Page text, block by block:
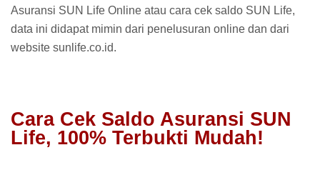
Asuransi SUN Life Online atau cara cek saldo SUN Life,
data ini didapat mimin dari penelusuran online dan dari
website sunlife.co.id.
Cara Cek Saldo Asuransi SUN
Life, 100% Terbukti Mudah!